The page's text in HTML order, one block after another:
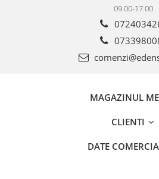
09.00-17.00
MAGAZINUL
CLIENTI
DATE